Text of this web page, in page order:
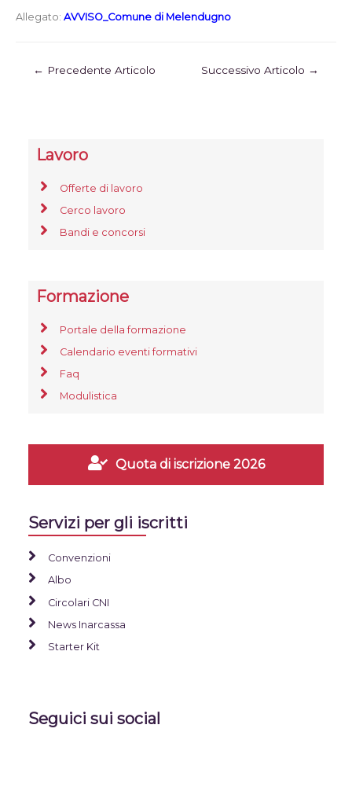
Allegato: AVVISO_Comune di Melendugno
← Precedente Articolo Successivo Articolo →
Lavoro
Offerte di lavoro
Cerco lavoro
Bandi e concorsi
Formazione
Portale della formazione
Calendario eventi formativi
Faq
Modulistica
Quota di iscrizione 2026
Servizi per gli iscritti
Convenzioni
Albo
Circolari CNI
News Inarcassa
Starter Kit
Seguici sui social